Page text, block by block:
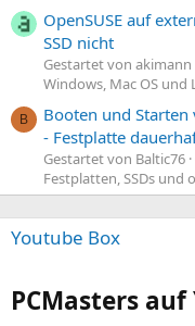
OpenSUSE auf
SSD nicht
Gestartet von akimann
Windows, Mac OS
B
Booten und
- Festplatte
Gestartet von Baltic76
Festplatten, SSDs und
Youtube Box
PCMasters